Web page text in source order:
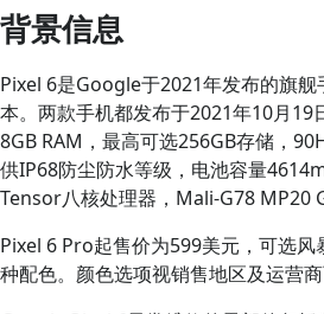
背景信息
Pixel 6是Google于2021年发布的旗舰
本。两款手机都发布于2021年10月19
8GB RAM，最高可选256GB存储，
供IP68防尘防水等级，电池容量
Tensor八核处理器，Mali-G78 MP20
Pixel 6 Pro起售价为599美元，可选风
种配色。颜色选项视销售地区及运营商